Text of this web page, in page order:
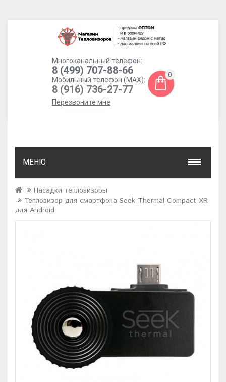
Многоканальный телефон:
8 (499) 707-88-66
Мобильный телефон (MAX):
8 (916) 736-27-77
Перезвоните мне
0
МЕНЮ
Насадки тепловизоры
Тепловизор для смартфона Seek Thermal Compact XR
для Android